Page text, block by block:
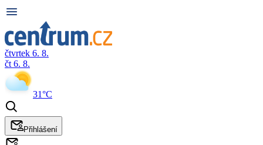
čtvrtek 6. 8.
čt 6. 8.
31°C
Přihlášení